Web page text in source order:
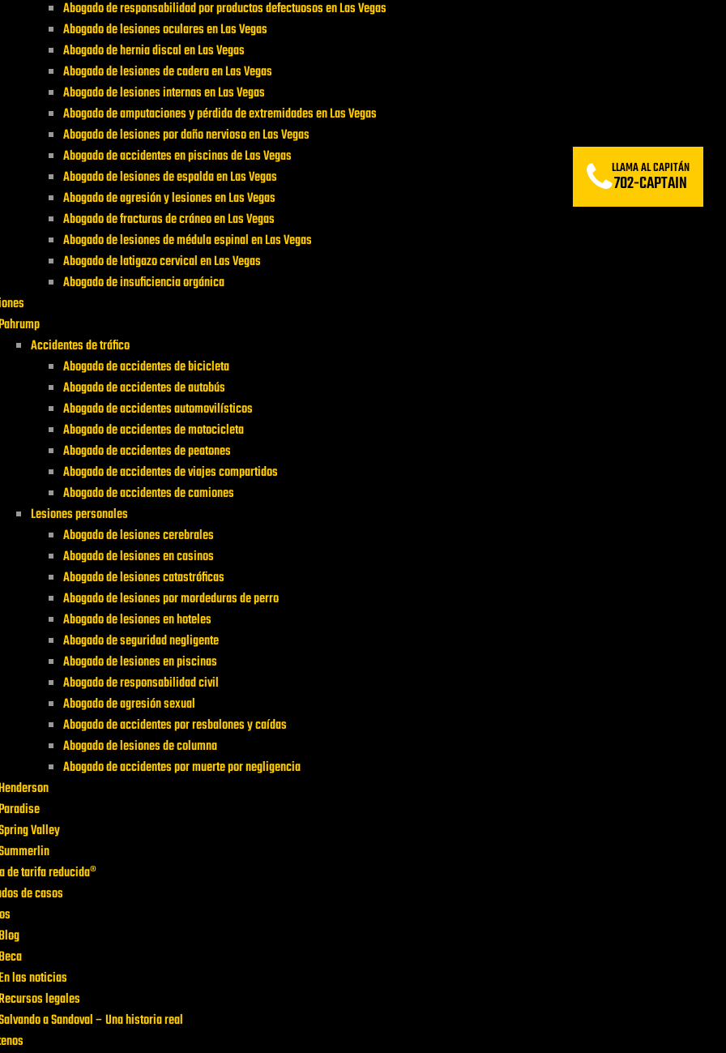
Abogado de responsabilidad por productos defectuosos en Las Vegas
Abogado de lesiones oculares en Las Vegas
Abogado de hernia discal en Las Vegas
Abogado de lesiones de cadera en Las Vegas
Abogado de lesiones internas en Las Vegas
Abogado de amputaciones y pérdida de extremidades en Las Vegas
Abogado de lesiones por daño nervioso en Las Vegas
Abogado de accidentes en piscinas de Las Vegas
Abogado de lesiones de espalda en Las Vegas
Abogado de agresión y lesiones en Las Vegas
Abogado de fracturas de cráneo en Las Vegas
Abogado de lesiones de médula espinal en Las Vegas
Abogado de latigazo cervical en Las Vegas
Abogado de insuficiencia orgánica
Accidentes de tráfico
Abogado de accidentes de bicicleta
Abogado de accidentes de autobús
Abogado de accidentes automovilísticos
Abogado de accidentes de motocicleta
Abogado de accidentes de peatones
Abogado de accidentes de viajes compartidos
Abogado de accidentes de camiones
Lesiones personales
Abogado de lesiones cerebrales
Abogado de lesiones en casinos
Abogado de lesiones catastróficas
Abogado de lesiones por mordeduras de perro
Abogado de lesiones en hoteles
Abogado de seguridad negligente
Abogado de lesiones en piscinas
Abogado de responsabilidad civil
Abogado de agresión sexual
Abogado de accidentes por resbalones y caídas
Abogado de lesiones de columna
Abogado de accidentes por muerte por negligencia
Valley
de tarifa reducida®
de casos
las noticias
legales
a Sandoval – Una historia real
LLAMA AL CAPITÁN
702-CAPTAIN